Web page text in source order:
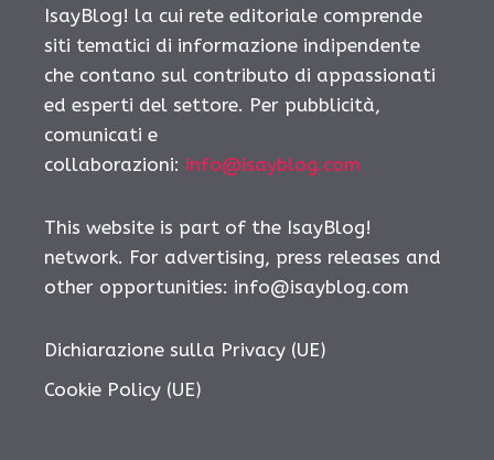
IsayBlog! la cui rete editoriale comprende
siti tematici di informazione indipendente
che contano sul contributo di appassionati
ed esperti del settore. Per pubblicità,
comunicati e
collaborazioni: info@isayblog.com
This website is part of the IsayBlog!
network. For advertising, press releases and
other opportunities: info@isayblog.com
Dichiarazione sulla Privacy (UE)
Cookie Policy (UE)